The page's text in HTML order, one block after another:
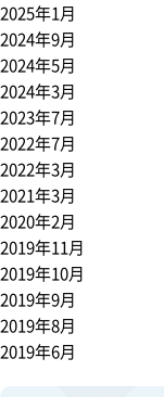
2025年1月
2024年9月
2024年5月
2024年3月
2023年7月
2022年7月
2022年3月
2021年3月
2020年2月
2019年11月
2019年10月
2019年9月
2019年8月
2019年6月